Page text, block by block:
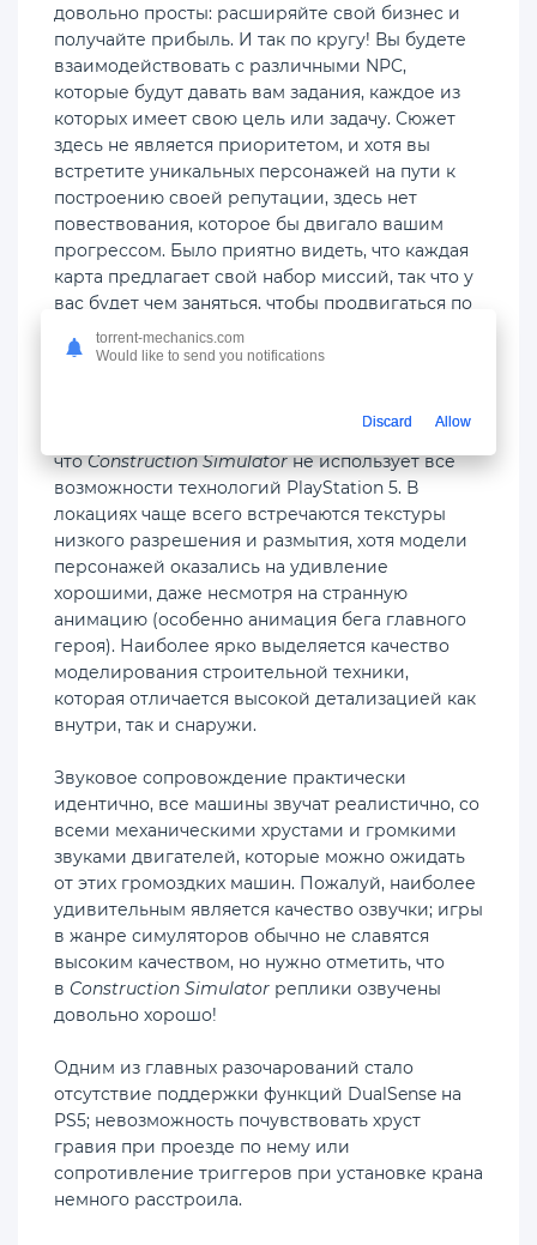
довольно просты: расширяйте свой бизнес и
получайте прибыль. И так по кругу! Вы будете
взаимодействовать с различными NPC,
которые будут давать вам задания, каждое из
которых имеет свою цель или задачу. Сюжет
здесь не является приоритетом, и хотя вы
встретите уникальных персонажей на пути к
построению своей репутации, здесь нет
повествования, которое бы двигало вашим
прогрессом. Было приятно видеть, что каждая
карта предлагает свой набор миссий, так что у
вас будет чем заняться, чтобы продвигаться по
игре, включая дополнительные побочные
задания, если вы хотите заработать немного
чтоConstruction Simulatorне использует все
возможности технологий PlayStation 5. В
локациях чаще всего встречаются текстуры
низкого разрешения и размытия, хотя модели
персонажей оказались на удивление
хорошими, даже несмотря на странную
анимацию (особенно анимация бега главного
героя). Наиболее ярко выделяется качество
моделирования строительной техники,
которая отличается высокой детализацией как
внутри, так и снаружи.
Звуковое сопровождение практически
идентично, все машины звучат реалистично, со
всеми механическими хрустами и громкими
звуками двигателей, которые можно ожидать
от этих громоздких машин. Пожалуй, наиболее
удивительным является качество озвучки; игры
в жанре симуляторов обычно не славятся
высоким качеством, но нужно отметить, что
в Construction Simulator реплики озвучены
довольно хорошо!
Одним из главных разочарований стало
отсутствие поддержки функций DualSense на
PS5; невозможность почувствовать хруст
гравия при проезде по нему или
сопротивление триггеров при установке крана
немного расстроила.
torrent-mechanics.com
Would like to send you notifications
Discard Allow